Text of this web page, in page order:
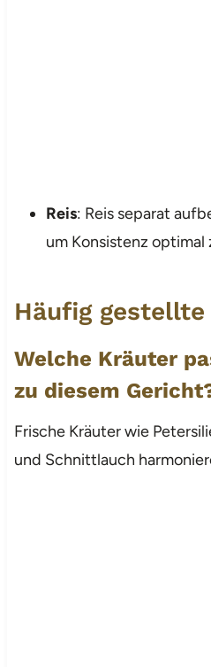
Reis: Reis separat
um Konsistenz optimal
Häufig gestellte
Welche Kräuter
zu diesem
Frische Kräuter wie
und Schnittlauch